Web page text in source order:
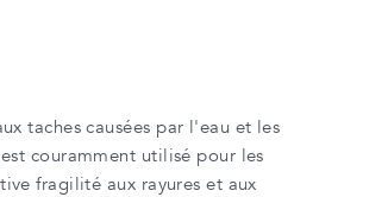
taches causées par l'eau et les
couramment utilisé pour les
fragilité aux rayures et aux